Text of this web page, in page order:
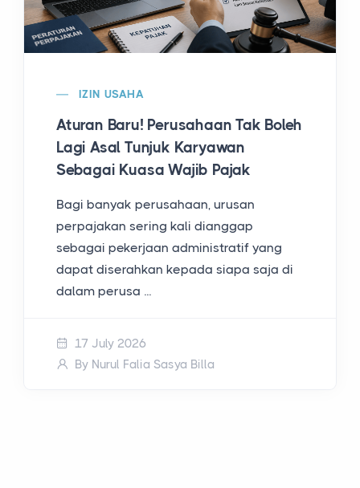
IZIN USAHA
Aturan Baru! Perusahaan Tak Boleh
Lagi Asal Tunjuk Karyawan
Sebagai Kuasa Wajib Pajak
Bagi banyak perusahaan, urusan
perpajakan sering kali dianggap
sebagai pekerjaan administratif yang
dapat diserahkan kepada siapa saja di
dalam perusa ...
17 July 2026
By Nurul Falia Sasya Billa